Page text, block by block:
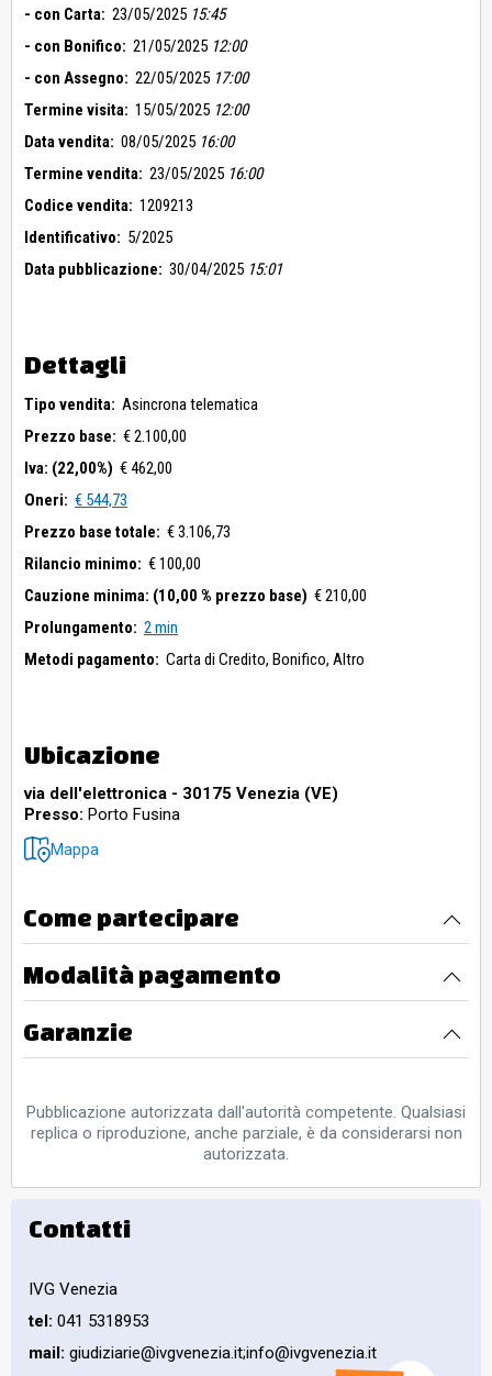
- con Carta: 23/05/2025 15:45
- con Bonifico: 21/05/2025 12:00
- con Assegno: 22/05/2025 17:00
Termine visita: 15/05/2025 12:00
Data vendita: 08/05/2025 16:00
Termine vendita: 23/05/2025 16:00
Codice vendita: 1209213
Identificativo: 5/2025
Data pubblicazione: 30/04/2025 15:01
Dettagli
Tipo vendita: Asincrona telematica
Prezzo base: € 2.100,00
Iva: (22,00%) € 462,00
Oneri: € 544,73
Prezzo base totale: € 3.106,73
Rilancio minimo: € 100,00
Cauzione minima: (10,00 % prezzo base) € 210,00
Prolungamento: 2 min
Metodi pagamento: Carta di Credito, Bonifico, Altro
Ubicazione
via dell'elettronica - 30175 Venezia (VE)
Presso: Porto Fusina
Mappa
Come partecipare
Modalità pagamento
Garanzie
Pubblicazione autorizzata dall'autorità competente. Qualsiasi
replica o riproduzione, anche parziale, è da considerarsi non
autorizzata.
Contatti
IVG Venezia
tel: 041 5318953
mail: giudiziarie@ivgvenezia.it;info@ivgvenezia.it